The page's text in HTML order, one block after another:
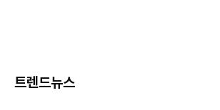
트렌드뉴스